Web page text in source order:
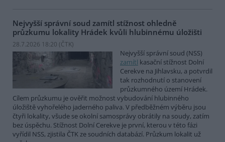
Nejvyšší správní soud zamítl stížnost ohledně
průzkumu lokality Hrádek kvůli hlubinnému úložišti
28.7.2026 18:20 (ČTK)
Nejvyšší správní soud (NSS)
zamítl kasační stížnost Dolní
Cerekve na Jihlavsku, a potvrdil
tak rozhodnutí o stanovení
průzkumného území Hrádek.
Cílem průzkumu je ověřit možnost vybudování hlubinného
úložiště vyhořelého jaderného paliva. V předběžném výběru jsou
čtyři lokality, všude se okolní samosprávy obrátily na soudy, zatím
bez úspěchu. Stížnost Dolní Cerekve je první, kterou v této fázi
vyřídil NSS, zjistila ČTK ze soudních databází. Průzkum lokalit už